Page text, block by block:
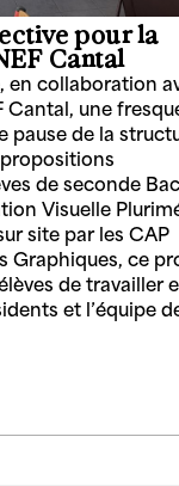
pour la
Cantal
en collaboration
Cantal, une
pause de la
de seconde Bac
Visuelle
site par les CAP
Graphiques, ce
de travailler
et l’équipe